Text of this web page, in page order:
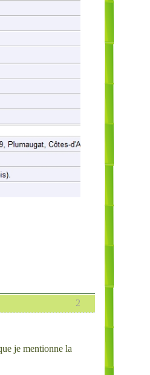
2
je mentionne la